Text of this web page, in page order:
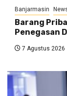
Banjarmasin
Barang
Penegasan
7 Agustus 2026